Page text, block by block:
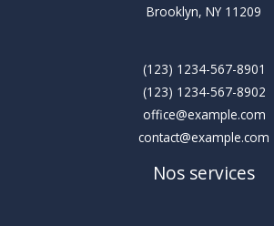
Brooklyn, NY 11209
(123) 1234-567-8901
(123) 1234-567-8902
office@example.com
contact@example.com
Nos services